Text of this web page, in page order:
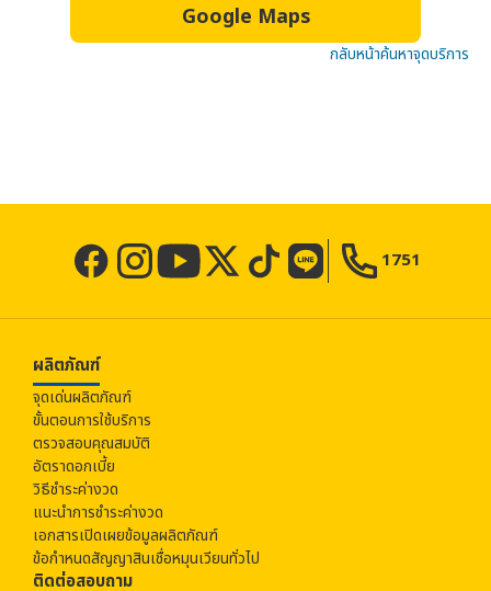
Google Maps
กลับหน้าค้นหาจุดบริการ
1751
ผลิตภัณฑ์
จุดเด่นผลิตภัณฑ์
ขั้นตอนการใช้บริการ
ตรวจสอบคุณสมบัติ
อัตราดอกเบี้ย
วิธีชำระค่างวด
แนะนำการชำระค่างวด
เอกสารเปิดเผยข้อมูลผลิตภัณฑ์
ข้อกำหนดสัญญาสินเชื่อหมุนเวียนทั่วไป
ติดต่อสอบถาม